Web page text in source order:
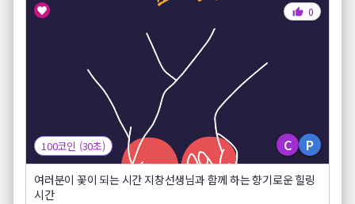
0
100코인 (30초) C P
여러분이 꽃이 되는 시간 지창선생님과 함께 하는 향기로운 힐링
시간